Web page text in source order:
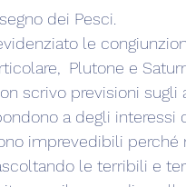
dei Pesci.
le
Plutone e
scrivo previsioni
a degli
imprevedibili perché
le terribili e